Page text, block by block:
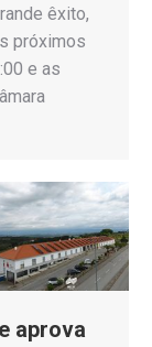
êxito,
próximos
e as
aprova